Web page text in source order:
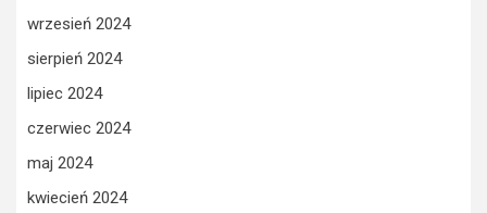
wrzesień 2024
sierpień 2024
lipiec 2024
czerwiec 2024
maj 2024
kwiecień 2024